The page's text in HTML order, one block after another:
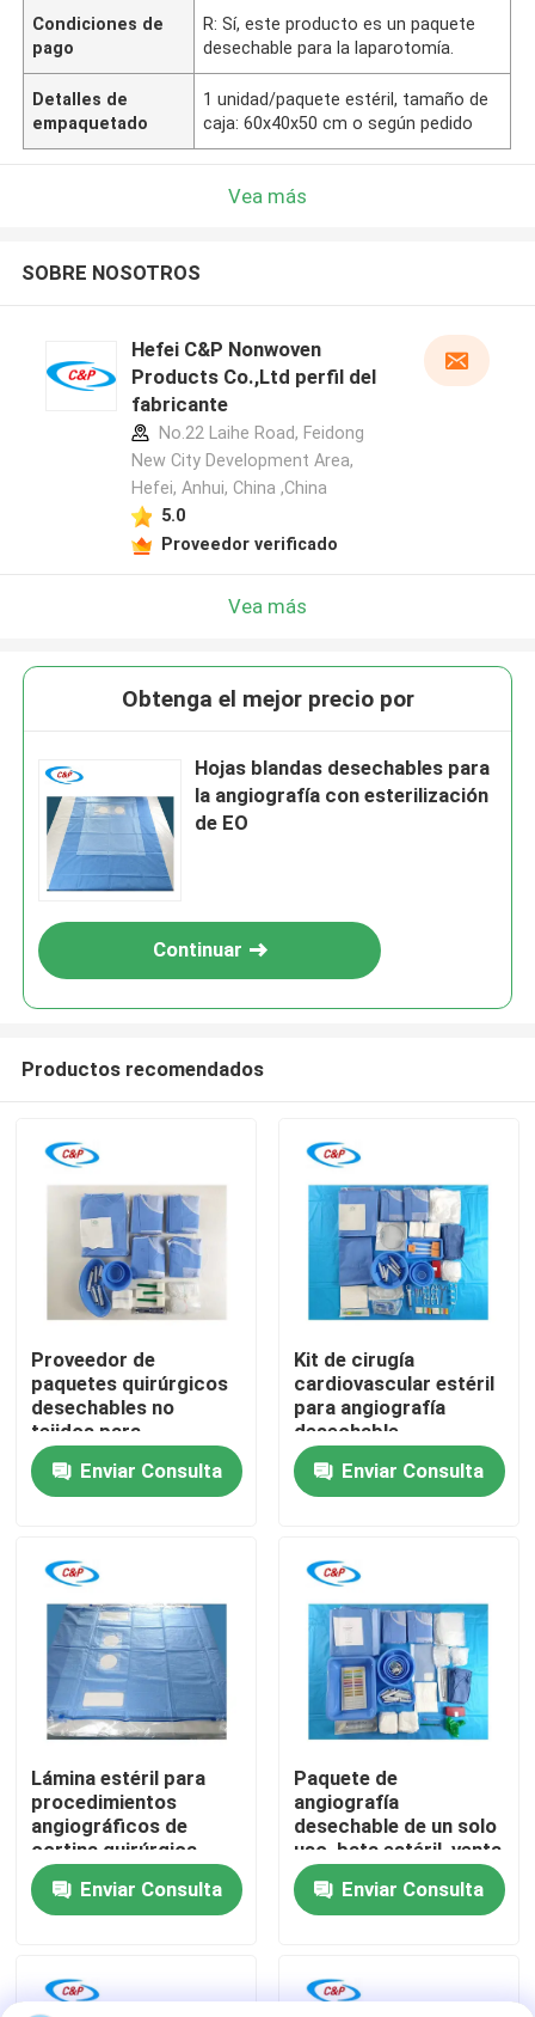
En casa
Productos
Los vídeos
Sobre nosotros
Recorrido por la fábrica
Control de calidad
Contacta con nosotros
Casos de trabajo
Condiciones de
pago
R: Sí, este producto es un paquete
desechable para la laparotomía.
Detalles de
empaquetado
1 unidad/paquete estéril, tamaño de
caja: 60x40x50 cm o según pedido
Vea más
SOBRE NOSOTROS
Hefei C&P Nonwoven
Products Co.,Ltd perfil del
fabricante
No.22 Laihe Road, Feidong
New City Development Area,
Hefei, Anhui, China ,China
5.0
Proveedor verificado
Vea más
Obtenga el mejor precio por
Hojas blandas desechables para
la angiografía con esterilización
de EO
Continuar
Productos recomendados
Proveedor de
paquetes quirúrgicos
desechables no
tejidos para
angiografía en
quirófano estándar
Enviar Consulta
Kit de cirugía
cardiovascular estéril
para angiografía
desechable
Enviar Consulta
Lámina estéril para
procedimientos
angiográficos de
cortina quirúrgica
desechable.
Enviar Consulta
Paquete de
angiografía
desechable de un solo
uso, bata estéril, venta
al por mayor de
fábrica para
hospitales
Enviar Consulta